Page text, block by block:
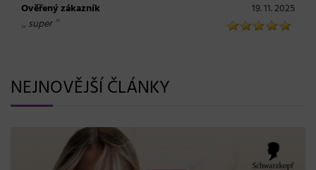
Ověřený zákazník 19. 11. 2025
„ super“
NEJNOVĚJŠÍ ČLÁNKY